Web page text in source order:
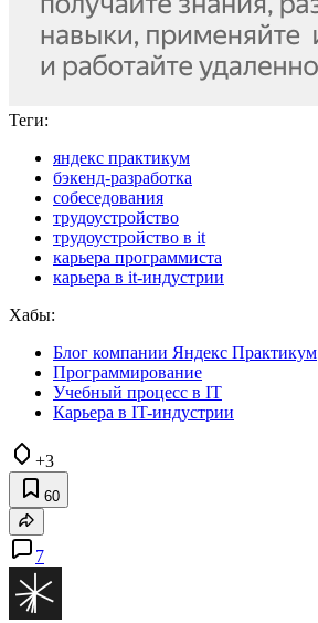
Теги:
яндекс практикум
бэкенд-разработка
собеседования
трудоустройство
трудоустройство в it
карьера программиста
карьера в it-индустрии
Хабы:
Блог компании Яндекс Практикум
Программирование
Учебный процесс в IT
Карьера в IT-индустрии
+3
60
7